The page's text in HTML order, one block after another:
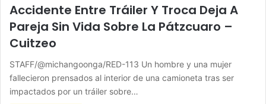
Accidente Entre Tráiler Y Troca Deja A
Pareja Sin Vida Sobre La Pátzcuaro –
Cuitzeo
STAFF/@michangoonga/RED-113 Un hombre y una mujer
fallecieron prensados al interior de una camioneta tras ser
impactados por un tráiler sobre…